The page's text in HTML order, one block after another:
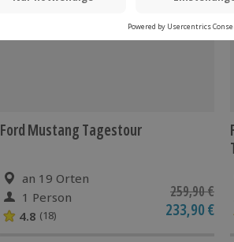
Ford Mustang Tagestour
an 19 Orten
1 Person
4.8 (18)
259,90 €
233,90 €